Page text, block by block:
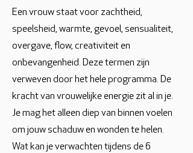
Een vrouw staat voor zachtheid,
speelsheid, warmte, gevoel, sensualiteit,
overgave, flow, creativiteit en
onbevangenheid. Deze termen zijn
verweven door het hele programma. De
kracht van vrouwelijke energie zit al in je.
Je mag het alleen diep van binnen voelen
om jouw schaduw en wonden te helen.
Wat kan je verwachten tijdens de 6